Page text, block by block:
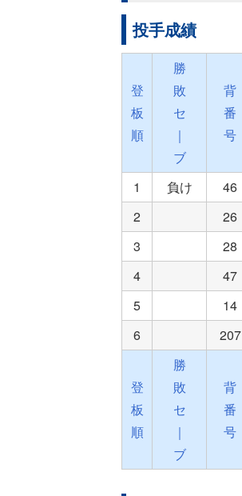
投手成績
登
板
順
勝
敗
セ
｜
ブ
背
番
号
1 負け 46
2
26
3
28
4
47
5
14
6
207
登
板
順
勝
敗
セ
｜
ブ
背
番
号